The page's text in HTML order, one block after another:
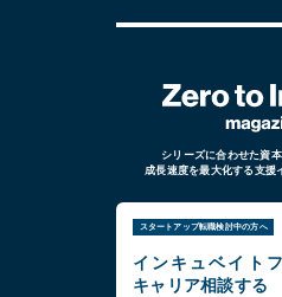
シリーズに合わせた資
成長速度を最大化する支援
スタートアップ転職検討中の方へ
インキュベイト
キャリア相談する